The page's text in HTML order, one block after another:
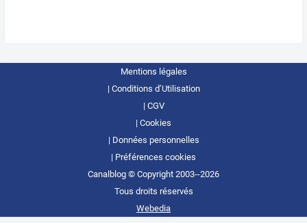
Mentions légales
Conditions d’Utilisation
CGV
Cookies
Données personnelles
Préférences cookies
Canalblog © Copyright 2003--2026
Tous droits réservés
Webedia